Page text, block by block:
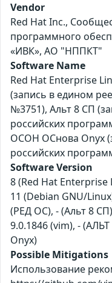
Vendor
Red Hat Inc.,
программного
«ИВК», АО "НППКТ"
Software Name
Red Hat Enterprise
(запись в едином
№3751), Альт 8 СП
российских
ОСОН ОСнова Оnyx
российских
Software Version
8 (Red Hat Enterprise
11 (Debian GNU/
(РЕД ОС), - (Альт 8
9.0.1846 (vim), -
Оnyx)
Possible Mitigations
Использование